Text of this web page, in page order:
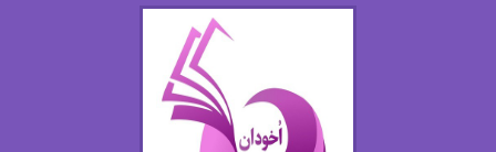
امیر فرهی
باران
بهار سلطانی